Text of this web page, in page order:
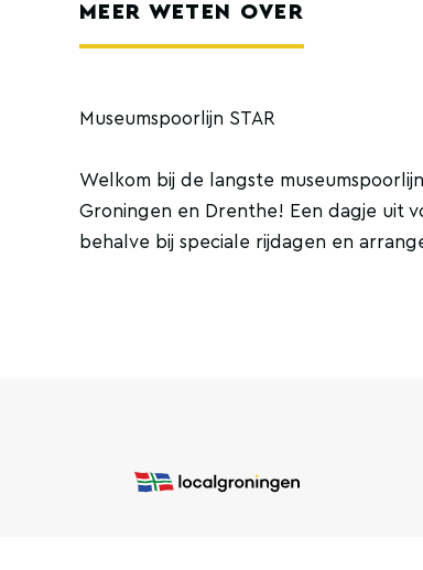
MEER WETEN OVER
Museumspoorlijn STAR
Welkom bij de langste
Groningen en Drenthe! Een dagje uit
behalve bij speciale rijdagen en